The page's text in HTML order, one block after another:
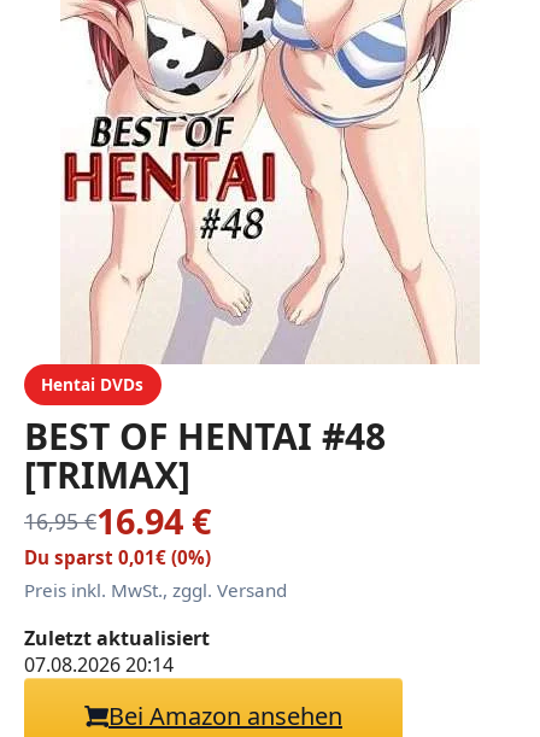
Hentai DVDs
BEST OF HENTAI #48
[TRIMAX]
16,95 €16.94 €
Du sparst 0,01€ (0%)
Preis inkl. MwSt., zggl. Versand
Zuletzt aktualisiert
07.08.2026 20:14
Bei Amazon ansehen